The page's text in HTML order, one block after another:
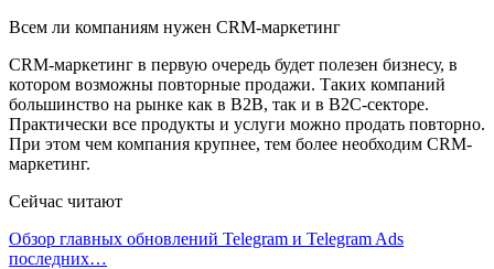
Всем ли компаниям нужен CRM-маркетинг
CRM-маркетинг в первую очередь будет полезен бизнесу, в
котором возможны повторные продажи. Таких компаний
большинство на рынке как в B2B, так и в B2C-секторе.
Практически все продукты и услуги можно продать повторно.
При этом чем компания крупнее, тем более необходим CRM-
маркетинг.
Сейчас читают
Обзор главных обновлений Telegram и Telegram Ads
последних…